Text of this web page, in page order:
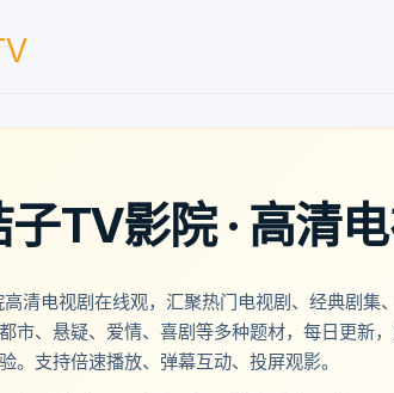
子TV影院 · 高清
清电视剧在线观，汇聚热门电视剧、经典剧集
市、悬疑、爱情、喜剧等多种题材，每日更新
。支持倍速播放、弹幕互动、投屏观影。